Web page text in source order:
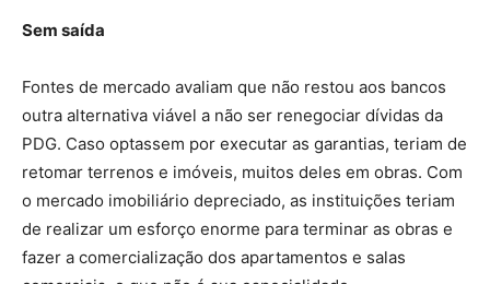
Sem saída
Fontes de mercado avaliam que não restou aos bancos
outra alternativa viável a não ser renegociar dívidas da
PDG. Caso optassem por executar as garantias, teriam de
retomar terrenos e imóveis, muitos deles em obras. Com
o mercado imobiliário depreciado, as instituições teriam
de realizar um esforço enorme para terminar as obras e
fazer a comercialização dos apartamentos e salas